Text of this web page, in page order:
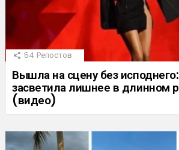
54 Репостов
Вышла на сцену без
засветила лишнее в длинном
(видео)